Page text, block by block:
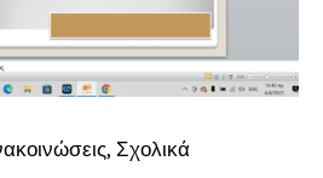
, Σχολικά